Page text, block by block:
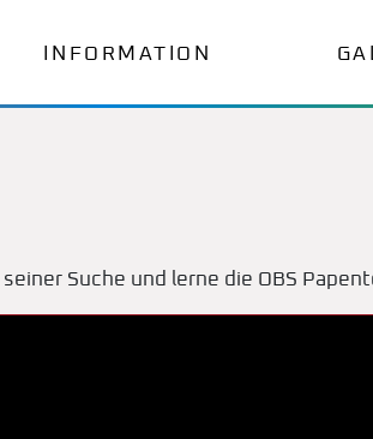
INFORMATION
Suche und lerne die OBS